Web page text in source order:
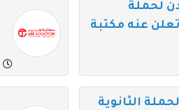
لحملة
تعلن عنه مكتبة
الثانوية